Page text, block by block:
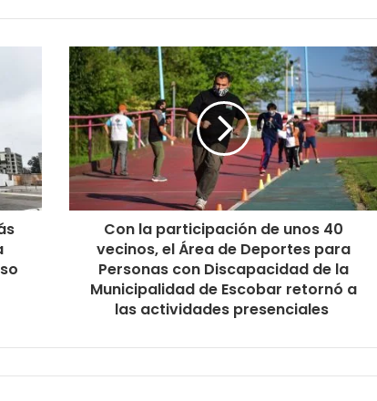
Con la participación de unos 40
vecinos, el Área de Deportes para
Personas con Discapacidad de la
Municipalidad de Escobar retornó a
las actividades presenciales